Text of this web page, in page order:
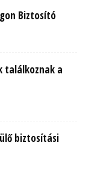
Biztosító
találkoznak a
biztosítási